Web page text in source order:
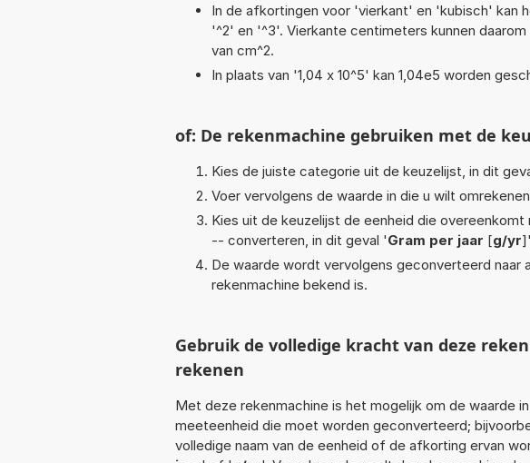
In de afkortingen voor 'vierkant' en 'kubisch' kan
'^2' en '^3'. Vierkante centimeters kunnen
van cm^2.
In plaats van '1,04 x 10^5' kan 1,04e5 worden
of: De rekenmachine gebruiken met de
Kies de juiste categorie uit de keuzelijst, in dit
Voer vervolgens de waarde in die u wilt
Kies uit de keuzelijst de eenheid die
-- converteren, in dit geval 'Gram per jaar [g/yr
De waarde wordt vervolgens geconverteerd naar
rekenmachine bekend is.
Gebruik de volledige kracht van deze
rekenen
Met deze rekenmachine is het mogelijk om de waarde
meeteenheid die moet worden geconverteerd;
volledige naam van de eenheid of de afkorting ervan